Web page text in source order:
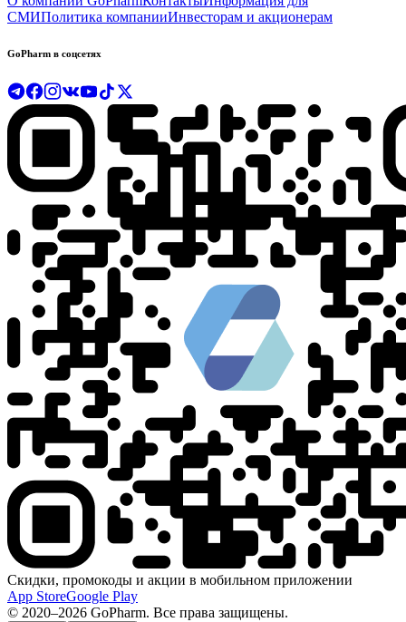
СМИПолитика компанииИнвесторам и акционерам
GoPharm в соцсетях
Скидки, промокоды и акции в мобильном приложении
App StoreGoogle Play
© 2020–2026 GoPharm. Все права защищены.